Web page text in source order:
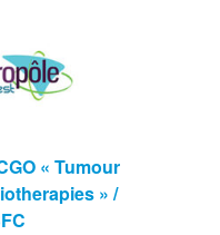
« Tumour
» /